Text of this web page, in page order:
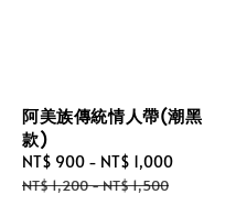
阿美族傳統情人帶(潮黑
款)
Sale
price
NT$ 900 - NT$ 1,000
NT$ 1,200-NT$ 1,500